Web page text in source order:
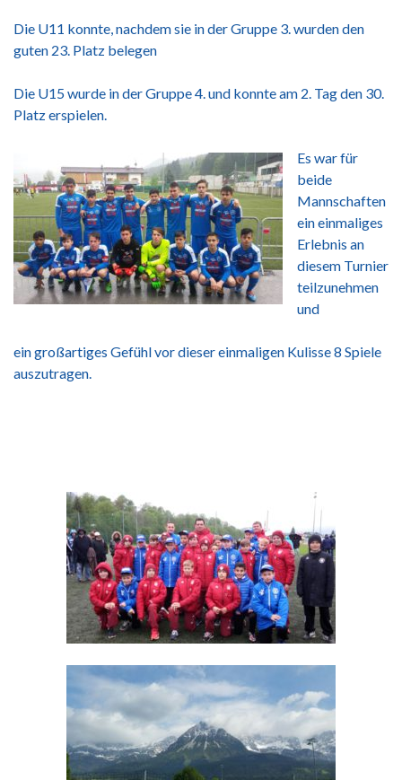
Die U11 konnte, nachdem sie in der Gruppe 3. wurden den
guten 23. Platz belegen
Die U15 wurde in der Gruppe 4. und konnte am 2. Tag den 30.
Platz erspielen.
Es war für
beide
Mannschaften
ein einmaliges
Erlebnis an
diesem Turnier
teilzunehmen
und
ein großartiges Gefühl vor dieser einmaligen Kulisse 8 Spiele
auszutragen.